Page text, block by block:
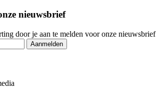
nieuwsbrief
door je aan te melden voor onze nieuwsbrief
Aanmelden